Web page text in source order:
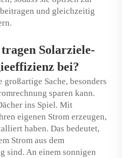
und gleichzeitig
Solarziele-
bei?
Sache, besonders
sparen kann.
ins Spiel. Mit
eigenen Strom erzeugen,
haben. Das bedeutet,
Strom aus dem
sind. An einem sonnigen